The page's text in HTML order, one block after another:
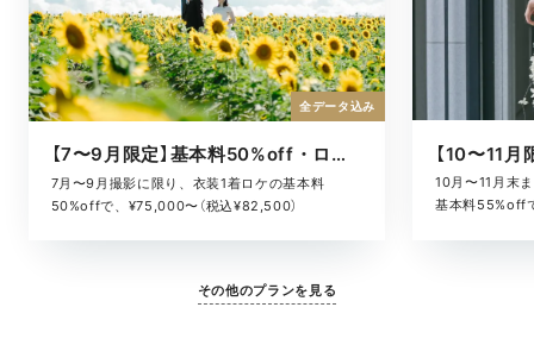
【7〜9月限定】基本料50%off・ロケキャンペーン
7月〜9月撮影に限り、衣装1着ロケの基本料
50%offで、¥75,000〜（税込¥82,500）
全データ込み
10月〜11月末
基本料55%off
その他のプランを見る